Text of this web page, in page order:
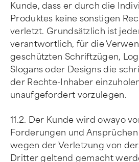
Kunde, dass er durch die
Produktes keine sonstigen
verletzt. Grundsätzlich ist
verantwortlich, für die
geschützten Schriftzügen,
Slogans oder Designs die
der Rechte-Inhaber
unaufgefordert vorzulegen.
11.2. Der Kunde wird owayo
Forderungen und
wegen der Verletzung von
Dritter geltend gemacht